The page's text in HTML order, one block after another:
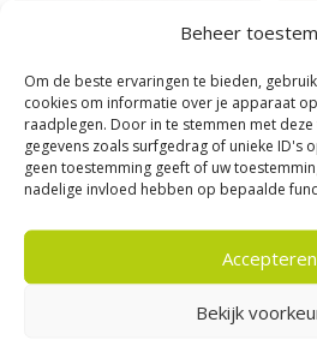
Beheer
Om de beste ervaringen te bieden,
cookies om informatie over je apparaat
raadplegen. Door in te stemmen met
gegevens zoals surfgedrag of unieke ID's
geen toestemming geeft of uw
nadelige invloed hebben op bepaalde
Accepteren
Bekijk
Stonique trommelstenen|Antieke
Stonique getrommelde
Dikformaat 6 cm Mangaan
30,75 27,75
per m²
Je bespaart 10%
30,
SALE!